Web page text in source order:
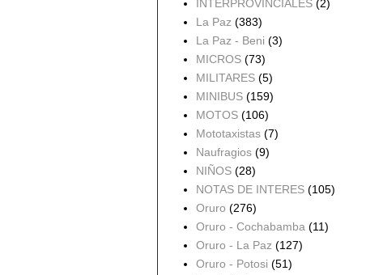
INTERPROVINCIALES (2)
La Paz (383)
La Paz - Beni (3)
MICROS (73)
MILITARES (5)
MINIBUS (159)
MOTOS (106)
Mototaxistas (7)
Naufragios (9)
NIÑOS (28)
NOTAS DE INTERES (105)
Oruro (276)
Oruro - Cochabamba (11)
Oruro - La Paz (127)
Oruro - Potosi (51)